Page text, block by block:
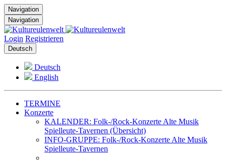
Navigation
Navigation
Login Registrieren
Deutsch
Deutsch
English
TERMINE
Konzerte
KALENDER: Folk-/Rock-Konzerte Alte Musik
Spielleute-Tavernen (Übersicht)
INFO-GRUPPE: Folk-/Rock-Konzerte Alte Musik
Spielleute-Tavernen